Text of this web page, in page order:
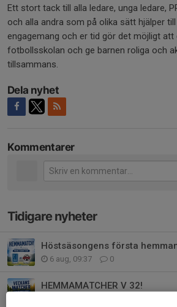
Ett stort tack till alla ledare, unga ledare,
och alla andra som på olika sätt hjälper
engagemang och er tid gör det möjligt
fotbollsskolan och ge barnen roliga och
tillsammans.
Dela nyhet
Kommentarer
Tidigare nyheter
Höstsäsongens första
6 aug, 09:37 0
HEMMAMATCHER V 32!